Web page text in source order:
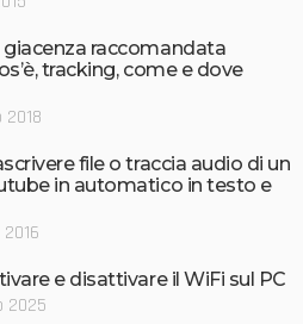
giacenza raccomandata
tracking, come e dove
2018
file o traccia audio di un
in automatico in testo e
e disattivare il WiFi sul PC
2025